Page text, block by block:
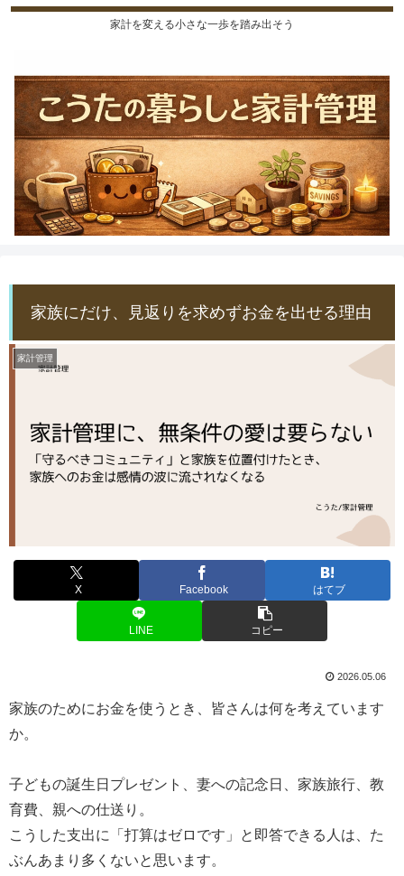
家計を変える小さな一歩を踏み出そう
家族にだけ、見返りを求めずお金を出せる理由
家計管理
X Facebook はてブ
LINE コピー
2026.05.06
家族のためにお金を使うとき、皆さんは何を考えています
か。
子どもの誕生日プレゼント、妻への記念日、家族旅行、教
育費、親への仕送り。
こうした支出に「打算はゼロです」と即答できる人は、た
ぶんあまり多くないと思います。